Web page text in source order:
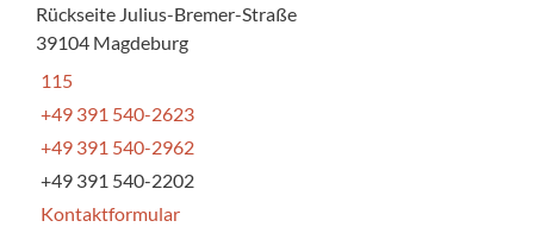
Rückseite Julius-Bremer-Straße
39104 Magdeburg
115
+49 391 540-2623
+49 391 540-2962
+49 391 540-2202
Kontaktformular